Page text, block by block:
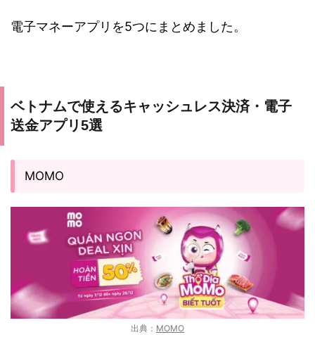
電子マネーアプリを5つにまとめました。
ベトナムで使えるキャッシュレス決済・電子
送金アプリ5選
MOMO
出典： MOMO